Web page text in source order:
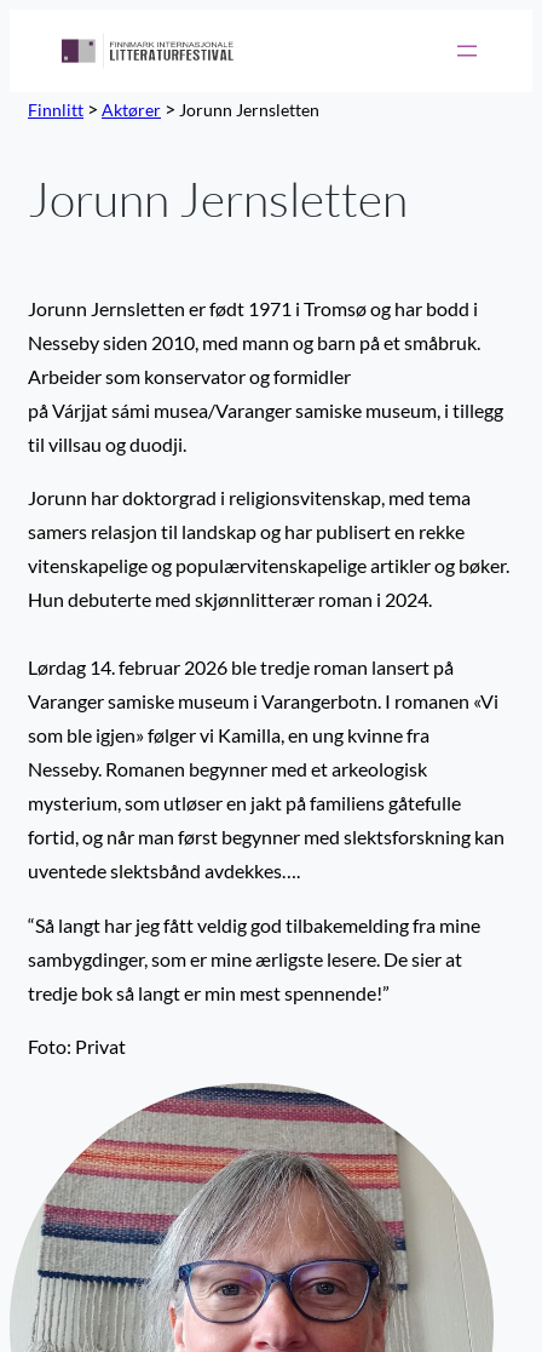
Finnlitt > Aktører > Jorunn Jernsletten
Jorunn Jernsletten
Jorunn Jernsletten er født 1971 i Tromsø og har bodd i
Nesseby siden 2010, med mann og barn på et småbruk.
Arbeider som konservator og formidler
på Várjjat sámi musea/Varanger samiske museum, i tillegg
til villsau og duodji.
Jorunn har doktorgrad i religionsvitenskap, med tema
samers relasjon til landskap og har publisert en rekke
vitenskapelige og populærvitenskapelige artikler og bøker.
Hun debuterte med skjønnlitterær roman i 2024.
Lørdag 14. februar 2026 ble tredje roman lansert på
Varanger samiske museum i Varangerbotn. I romanen «Vi
som ble igjen» følger vi Kamilla, en ung kvinne fra
Nesseby. Romanen begynner med et arkeologisk
mysterium, som utløser en jakt på familiens gåtefulle
fortid, og når man først begynner med slektsforskning kan
uventede slektsbånd avdekkes….
“Så langt har jeg fått veldig god tilbakemelding fra mine
sambygdinger, som er mine ærligste lesere. De sier at
tredje bok så langt er min mest spennende!”
Foto: Privat